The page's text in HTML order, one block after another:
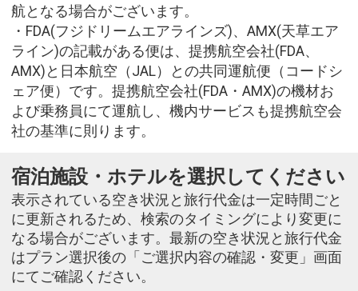
航となる場合がございます。
・FDA(フジドリームエアラインズ)、AMX(天草エア
ライン)の記載がある便は、提携航空会社(FDA、
AMX)と日本航空（JAL）との共同運航便（コードシ
ェア便）です。提携航空会社(FDA・AMX)の機材お
よび乗務員にて運航し、機内サービスも提携航空会
社の基準に則ります。
宿泊施設・ホテルを選択してください
表示されている空き状況と旅行代金は一定時間ごと
に更新されるため、検索のタイミングにより変更に
なる場合がございます。最新の空き状況と旅行代金
はプラン選択後の「ご選択内容の確認・変更」画面
にてご確認ください。